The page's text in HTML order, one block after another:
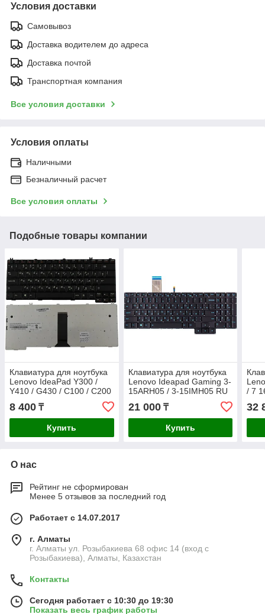
Условия доставки
Самовывоз
Доставка водителем до адреса
Доставка почтой
Транспортная компания
Все условия доставки
Условия оплаты
Наличными
Безналичный расчет
Все условия оплаты
Подобные товары компании
Клавиатура для ноутбука
Lenovo IdeaPad Y300 /
Y410 / G430 / C100 / C200
/ C430 / C460 RU
8 400 ₸
Купить
Клавиатура для ноутбука
Lenovo Ideapad Gaming 3-
15ARH05 / 3-15IMH05 RU
с подстветкой (голоубые
буквы)
21 000₸
Купить
/ 7
32
О нас
Рейтинг не сформирован
Менее 5 отзывов за последний год
Работает с 14.07.2017
г. Алматы
г. Алматы ул. Розыбакиева 68 офис 14 (вход с
Розыбакиева), Алматы, Казахстан
Контакты
Сегодня работает с 10:30 до 19:30
Показать весь график работы